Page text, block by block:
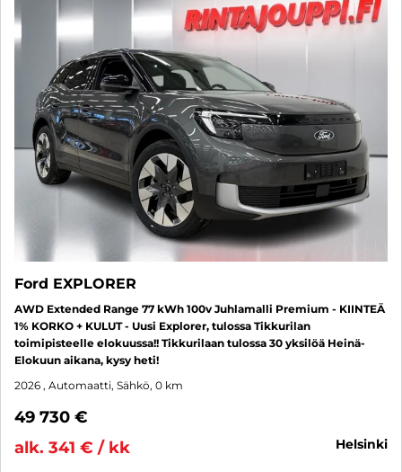
Ford EXPLORER
AWD Extended Range 77 kWh 100v Juhlamalli Premium - KIINTEÄ
1% KORKO + KULUT - Uusi Explorer, tulossa Tikkurilan
toimipisteelle elokuussa!! Tikkurilaan tulossa 30 yksilöä Heinä-
Elokuun aikana, kysy heti!
2026 , Automaatti, Sähkö, 0 km
49 730 €
alk. 341 € / kk
helsinki